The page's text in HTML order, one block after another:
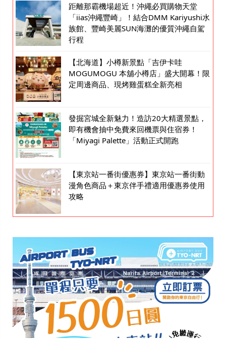
距離那霸機場超近！沖繩必買購物天堂
「iias沖繩豐崎」！結合DMM Kariyushi水
族館、豐崎美麗SUN海灘的優質沖繩自駕
行程
【北海道】小樽新景點「吉伊卡哇
MOGUMOGU 本舖小樽店」盛大開幕！限
定周邊商品、現烤雞蛋糕全新亮相
發掘宮城全新魅力！造訪20大精選景點，
即有機會抽中免費來回機票與住宿券！
「Miyagi Palette」活動正式開跑
【東京站一番街優惠券】東京站一番街動
漫角色商品＋東京伴手禮適用優惠券使用
攻略